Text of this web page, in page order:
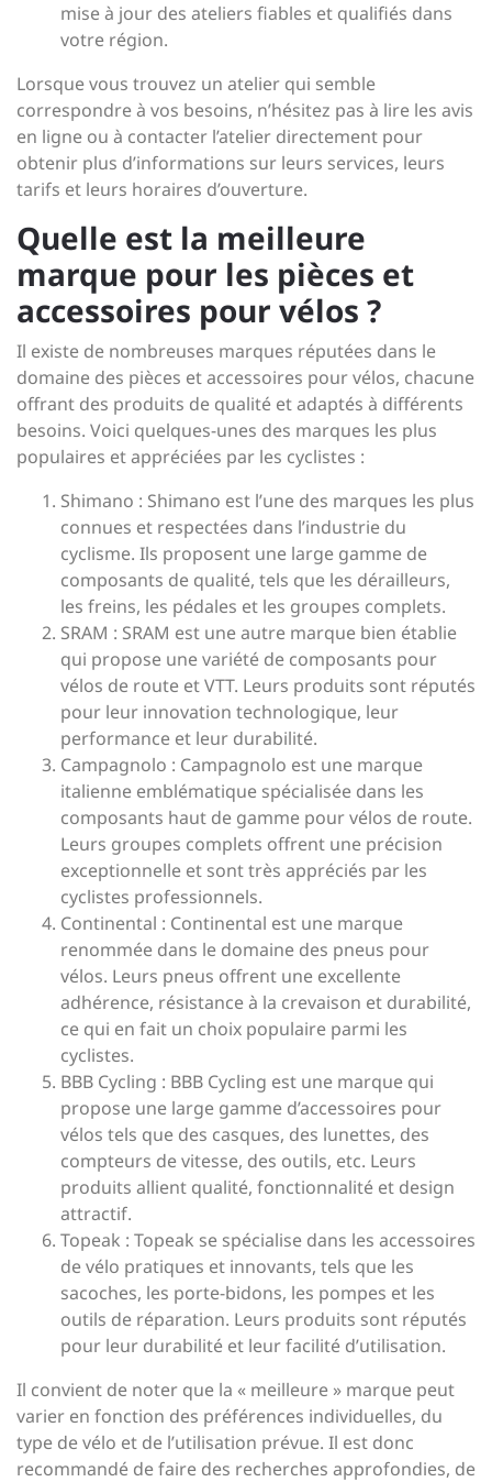
mise à jour des ateliers fiables et qualifiés dans
votre région.
Lorsque vous trouvez un atelier qui semble
correspondre à vos besoins, n’hésitez pas à lire les avis
en ligne ou à contacter l’atelier directement pour
obtenir plus d’informations sur leurs services, leurs
tarifs et leurs horaires d’ouverture.
Quelle est la meilleure
marque pour les pièces et
accessoires pour vélos ?
Il existe de nombreuses marques réputées dans le
domaine des pièces et accessoires pour vélos, chacune
offrant des produits de qualité et adaptés à différents
besoins. Voici quelques-unes des marques les plus
populaires et appréciées par les cyclistes :
Shimano : Shimano est l’une des marques les plus
connues et respectées dans l’industrie du
cyclisme. Ils proposent une large gamme de
composants de qualité, tels que les dérailleurs,
les freins, les pédales et les groupes complets.
SRAM : SRAM est une autre marque bien établie
qui propose une variété de composants pour
vélos de route et VTT. Leurs produits sont réputés
pour leur innovation technologique, leur
performance et leur durabilité.
Campagnolo : Campagnolo est une marque
italienne emblématique spécialisée dans les
composants haut de gamme pour vélos de route.
Leurs groupes complets offrent une précision
exceptionnelle et sont très appréciés par les
cyclistes professionnels.
Continental : Continental est une marque
renommée dans le domaine des pneus pour
vélos. Leurs pneus offrent une excellente
adhérence, résistance à la crevaison et durabilité,
ce qui en fait un choix populaire parmi les
cyclistes.
BBB Cycling : BBB Cycling est une marque qui
propose une large gamme d’accessoires pour
vélos tels que des casques, des lunettes, des
compteurs de vitesse, des outils, etc. Leurs
produits allient qualité, fonctionnalité et design
attractif.
Topeak : Topeak se spécialise dans les accessoires
de vélo pratiques et innovants, tels que les
sacoches, les porte-bidons, les pompes et les
outils de réparation. Leurs produits sont réputés
pour leur durabilité et leur facilité d’utilisation.
Il convient de noter que la « meilleure » marque peut
varier en fonction des préférences individuelles, du
type de vélo et de l’utilisation prévue. Il est donc
recommandé de faire des recherches approfondies, de